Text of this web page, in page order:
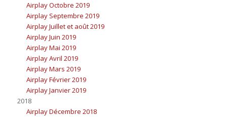
Airplay Octobre 2019
Airplay Septembre 2019
Airplay Juillet et août 2019
Airplay Juin 2019
Airplay Mai 2019
Airplay Avril 2019
Airplay Mars 2019
Airplay Février 2019
Airplay Janvier 2019
2018
Airplay Décembre 2018